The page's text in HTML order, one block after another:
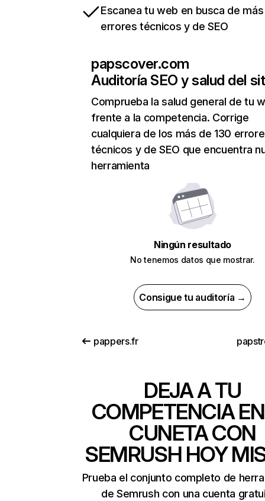
Escanea tu web en busca de
errores técnicos y de SEO
papscover.com
Auditoría SEO y salud del
Comprueba la salud general de tu
frente a la competencia. Corrige
cualquiera de los más de 130
técnicos y de SEO que encuentra
herramienta
Ningún resultado
No tenemos datos que mostrar.
Consigue tu auditoría →
pappers.fr
DEJA A TU
COMPETENCIA
CUNETA CON
SEMRUSH HOY
Prueba el conjunto completo de
de Semrush con una cuenta